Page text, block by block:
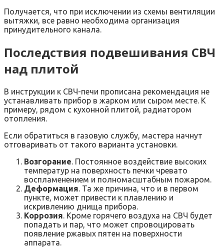
Получается, что при исключении из схемы вентиляции
вытяжки, все равно необходима организация
принудительного канала.
Последствия подвешивания СВЧ
над плитой
В инструкции к СВЧ-печи прописана рекомендация не
устанавливать прибор в жарком или сыром месте. К
примеру, рядом с кухонной плитой, радиатором
отопления.
Если обратиться в газовую службу, мастера начнут
отговаривать от такого варианта установки.
Возгорание. Постоянное воздействие высоких
температур на поверхность печки чревато
воспламенением и полномасштабным пожаром.
Деформация. Та же причина, что и в первом
пункте, может привести к плавлению и
искривлению днища прибора.
Коррозия. Кроме горячего воздуха на СВЧ будет
попадать и пар, что может спровоцировать
появление ржавых пятен на поверхности
аппарата.